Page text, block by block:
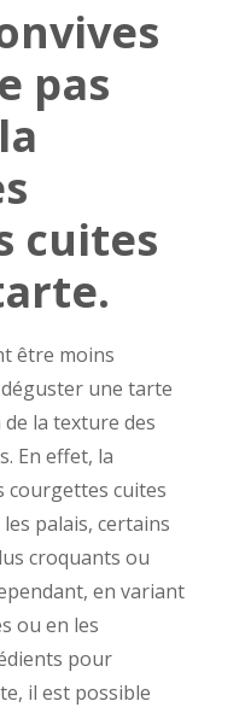
pas
cuites
être moins
une tarte
la texture des
En effet, la
courgettes cuites
palais, certains
croquants ou
en variant
ou en les
pour
il est possible